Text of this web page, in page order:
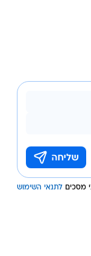
מסכים לתנאי השימוש